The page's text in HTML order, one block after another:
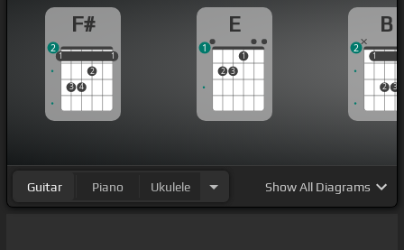
desde[E]que te vi mi vida por[F#]
cambio
desde[B]que te vi tus ojos[G#m]acarician mi
F#
1
3 4
2
1
1 1
2
E
2 3
1
1
B
1
2 3
1
2
Guitar Piano Ukulele ShowAll Diagrams